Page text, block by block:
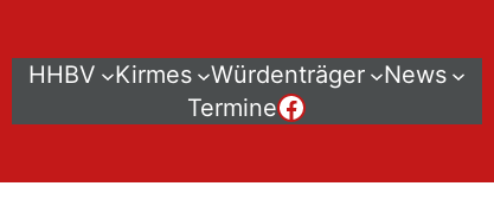
HHBV Kirmes Würdenträger
News
TermineDer HHBV bei Facebook